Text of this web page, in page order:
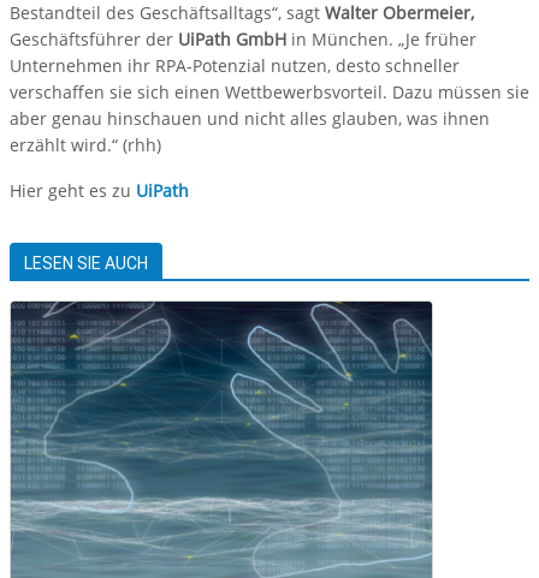
Bestandteil des Geschäftsalltags“, sagt Walter Obermeier,
Geschäftsführer der UiPath GmbH in München. „Je früher
Unternehmen ihr RPA-Potenzial nutzen, desto schneller
verschaffen sie sich einen Wettbewerbsvorteil. Dazu müssen sie
aber genau hinschauen und nicht alles glauben, was ihnen
erzählt wird.“ (rhh)
Hier geht es zu UiPath
LESEN SIE AUCH